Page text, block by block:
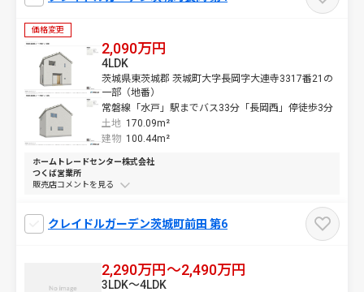
価格変更
2,090万円
茨城県東茨城郡 茨城町大字長岡字大連寺3317番21の
一部（地番）
常磐線「水戸」駅までバス33分「長岡西」停徒歩3分
土地 170.09m²
4LDK
建物 100.44m²
ホームトレードセンター株式会社
つくば営業所
販売店コメントを
クレイドルガーデン茨城町前田 第6
2,290万円～2,490万円
3LDK～4LDK